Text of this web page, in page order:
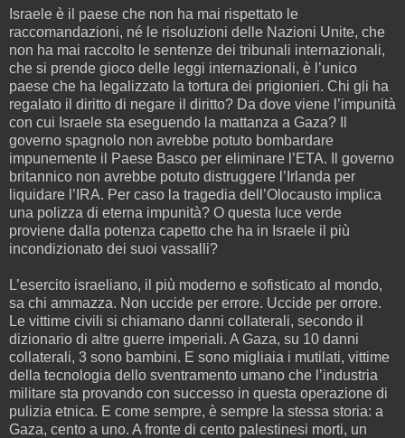
Israele è il paese che non ha mai rispettato le
raccomandazioni, né le risoluzioni delle Nazioni Unite, che
non ha mai raccolto le sentenze dei tribunali internazionali,
che si prende gioco delle leggi internazionali, è l’unico
paese che ha legalizzato la tortura dei prigionieri. Chi gli ha
regalato il diritto di negare il diritto? Da dove viene l’impunità
con cui Israele sta eseguendo la mattanza a Gaza? Il
governo spagnolo non avrebbe potuto bombardare
impunemente il Paese Basco per eliminare l’ETA. Il governo
britannico non avrebbe potuto distruggere l’Irlanda per
liquidare l’IRA. Per caso la tragedia dell’Olocausto implica
una polizza di eterna impunità? O questa luce verde
proviene dalla potenza capetto che ha in Israele il più
incondizionato dei suoi vassalli?
L’esercito israeliano, il più moderno e sofisticato al mondo,
sa chi ammazza. Non uccide per errore. Uccide per orrore.
Le vittime civili si chiamano danni collaterali, secondo il
dizionario di altre guerre imperiali. A Gaza, su 10 danni
collaterali, 3 sono bambini. E sono migliaia i mutilati, vittime
della tecnologia dello sventramento umano che l’industria
militare sta provando con successo in questa operazione di
pulizia etnica. E come sempre, è sempre la stessa storia: a
Gaza, cento a uno. A fronte di cento palestinesi morti, un